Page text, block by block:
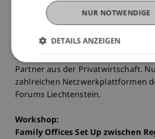
Die Tagung wird moderiert von
Fernsehjournalisten Reto Lipp.
Liechtensteins, heimische Verbände
Finanzbranche, Wissenspartner
Partner aus der Privatwirtschaft.
zahlreichen Netzwerkplattformen
Forums Liechtenstein.
Workshop:
Family Offices Set Up zwischen
NUR NOTWENDIGE
DETAILS ANZEIGEN